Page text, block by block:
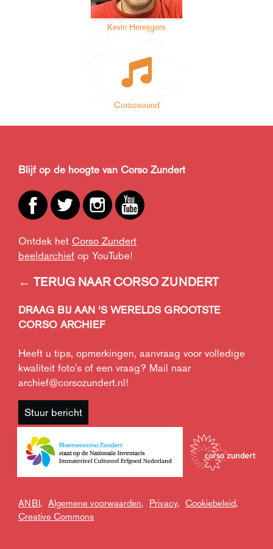
Kevin Hereijgers
Corsosound
Blijf op de hoogte van Corso Zundert
Ontdek het Corso Zundert
beeldarchief op YouTube!
← TERUG NAAR CORSO ZUNDERT
DRAAG BIJ AAN ‘S WERELDS GROOTSTE
CORSO ARCHIEF
Heeft u tips, opmerkingen, aanvraag voor volledige
kwaliteit foto's of een vraag? Mail naar
archief@corsozundert.nl!
Stuur bericht
ANBI, Algemene voorwaarden, Privacy, Cookiebeleid,
Creative Commons